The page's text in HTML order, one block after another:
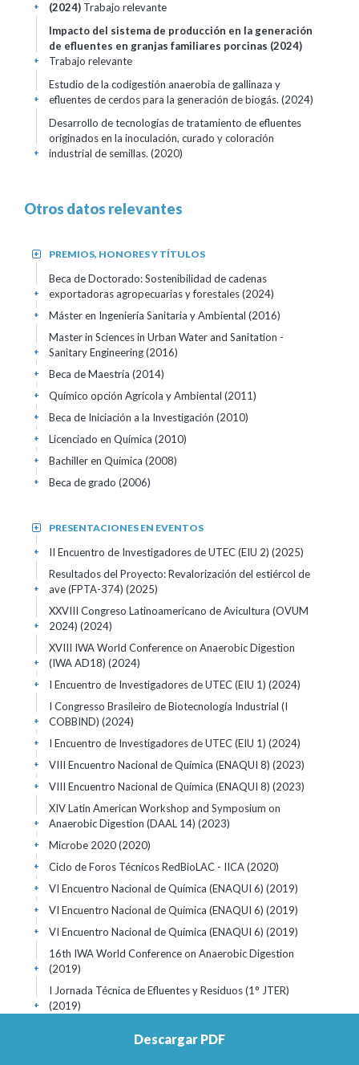
(2024) Trabajo relevante
+
Impacto del sistema de producción en la generación
de efluentes en granjas familiares porcinas (2024)
Trabajo relevante
+
Estudio de la codigestión anaerobia de gallinaza y
efluentes de cerdos para la generación de biogás. (2024)
+
Desarrollo de tecnologías de tratamiento de efluentes
originados en la inoculación, curado y coloración
industrial de semillas. (2020)
+
Otros datos relevantes
PREMIOS, HONORES Y TÍTULOS
+
Beca de Doctorado: Sostenibilidad de cadenas
exportadoras agropecuarias y forestales(2024)
+
Máster en Ingeniería Sanitaria y Ambiental (2016)
+
Master in Sciences in Urban Water and Sanitation -
Sanitary Engineering(2016)
+
Beca de Maestría (2014)
+
Químico opción Agrícola y Ambiental (2011)
+
Beca de Iniciación a la Investigación (2010)
+
Licenciado en Química (2010)
+
Bachiller en Química (2008)
+
Beca de grado (2006)
+
PRESENTACIONES EN EVENTOS
+
II Encuentro de Investigadores de UTEC (EIU 2) (2025)
+
Resultados del Proyecto: Revalorización del estiércol de
ave (FPTA-374) (2025)
+
XXVIII Congreso Latinoamericano de Avicultura (OVUM
2024) (2024)
+
XVIII IWA World Conference on Anaerobic Digestion
(IWA AD18) (2024)
+
I Encuentro de Investigadores de UTEC (EIU 1) (2024)
+
I Congresso Brasileiro de Biotecnología Industrial (I
COBBIND) (2024)
+
I Encuentro de Investigadores de UTEC (EIU 1) (2024)
+
VIII Encuentro Nacional de Química (ENAQUI 8) (2023)
+
VIII Encuentro Nacional de Química (ENAQUI 8) (2023)
+
XIV Latin American Workshop and Symposium on
Anaerobic Digestion (DAAL 14) (2023)
+
Microbe 2020(2020)
+
Ciclo de Foros Técnicos RedBioLAC - IICA(2020)
+
VI Encuentro Nacional de Química (ENAQUI 6) (2019)
+
VI Encuentro Nacional de Química (ENAQUI 6) (2019)
+
VI Encuentro Nacional de Química (ENAQUI 6) (2019)
+
16th IWA World Conference on Anaerobic Digestion
(2019)
+
I Jornada Técnica de Efluentes y Residuos (1° JTER)
(2019)
+
Resíduos Agropecuários e Agroindustriais (VI SIGERA)
Descargar PDF